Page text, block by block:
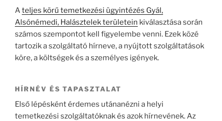
Ateljes körű temetkezési ügyintézés Gyál,
Alsónémedi, Halásztelek területein kiválasztása során
számos szempontot kell figyelembe venni. Ezek közé
tartozik a szolgáltató hírneve, a nyújtott szolgáltatások
köre, a költségek és a személyes igények.
HÍRNÉV ÉS TAPASZTALAT
Első lépésként érdemes utánanézni a helyi
temetkezési szolgáltatóknak és azok hírnevének. Az